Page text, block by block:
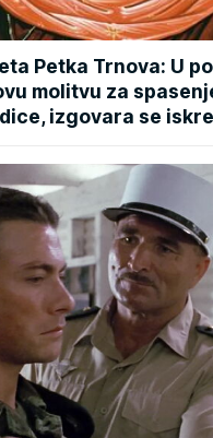
Petka Trnova: U
molitvu za
izgovara se